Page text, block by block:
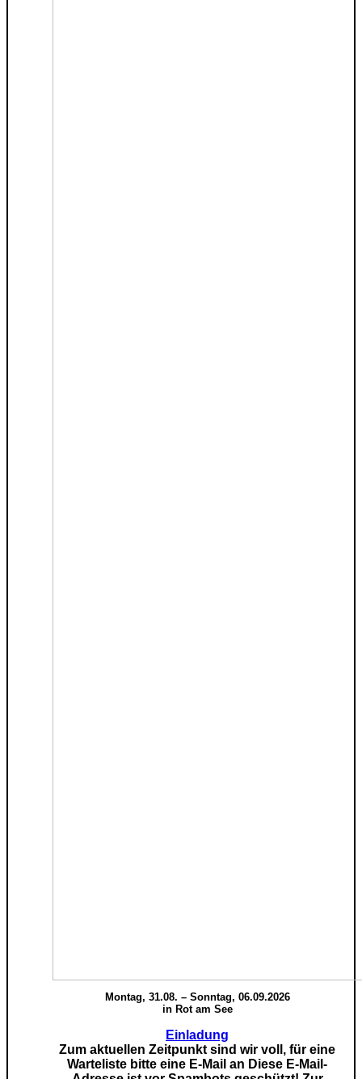
Montag, 31.08. – Sonntag, 06.09.2026
in Rot am See
Einladung
Zum aktuellen Zeitpunkt sind wir voll, für eine
Warteliste bitte eine E-Mail an Diese E-Mail-